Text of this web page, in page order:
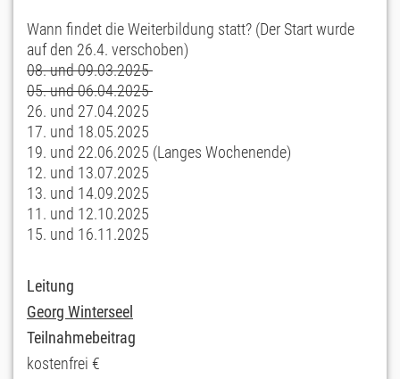
Wann findet die Weiterbildung statt? (Der Start wurde
auf den 26.4. verschoben)
08. und 09.03.2025
05. und 06.04.2025
26. und 27.04.2025
17. und 18.05.2025
19. und 22.06.2025 (Langes Wochenende)
12. und 13.07.2025
13. und 14.09.2025
11. und 12.10.2025
15. und 16.11.2025
Leitung
Georg Winterseel
Teilnahmebeitrag
kostenfrei €